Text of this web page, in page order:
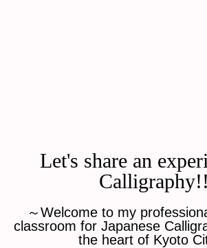
Let's share an
Calligraphy!!
～Welcome to my
classroom for Japanese
the heart of Kyoto